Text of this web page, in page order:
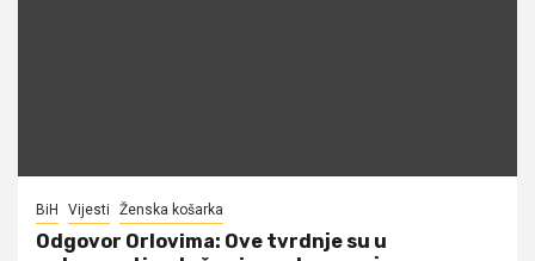
BiH Vijesti Ženska košarka
Odgovor Orlovima: ​Ove tvrdnje su u